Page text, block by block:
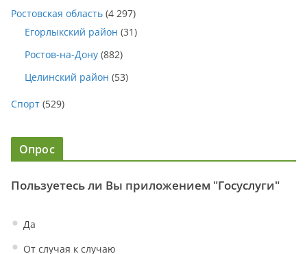
Ростовская область (4 297)
Егорлыкский район (31)
Ростов-на-Дону (882)
Целинский район (53)
Спорт (529)
Опрос
Пользуетесь ли Вы приложением "Госуслуги"
Да
От случая к случаю